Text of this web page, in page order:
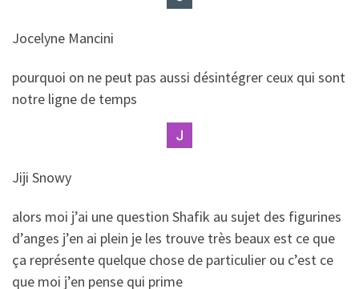
Jocelyne Mancini
​​pourquoi on ne peut pas aussi désintégrer ceux qui sont
notre ligne de temps
Jiji Snowy
​​alors moi j’ai une question Shafik au sujet des figurines
d’anges j’en ai plein je les trouve très beaux est ce que
ça représente quelque chose de particulier ou c’est ce
que moi j’en pense qui prime